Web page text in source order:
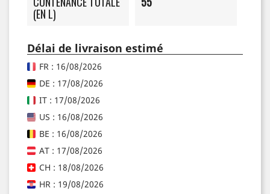
(EN L)
Délai de livraison estimé
FR : 16/08/2026
DE : 17/08/2026
IT : 17/08/2026
US : 16/08/2026
BE : 16/08/2026
AT : 17/08/2026
CH : 18/08/2026
HR : 19/08/2026